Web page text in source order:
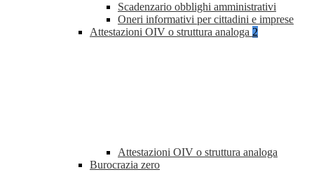
Scadenzario obblighi amministrativi
Oneri informativi per cittadini e imprese
Attestazioni OIV o struttura analoga 2
Attestazioni OIV o struttura analoga
Burocrazia zero